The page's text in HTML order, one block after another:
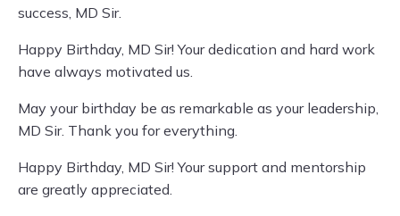
success, MD Sir.
Happy Birthday, MD Sir! Your dedication and hard work
have always motivated us.
May your birthday be as remarkable as your leadership,
MD Sir. Thank you for everything.
Happy Birthday, MD Sir! Your support and mentorship
are greatly appreciated.